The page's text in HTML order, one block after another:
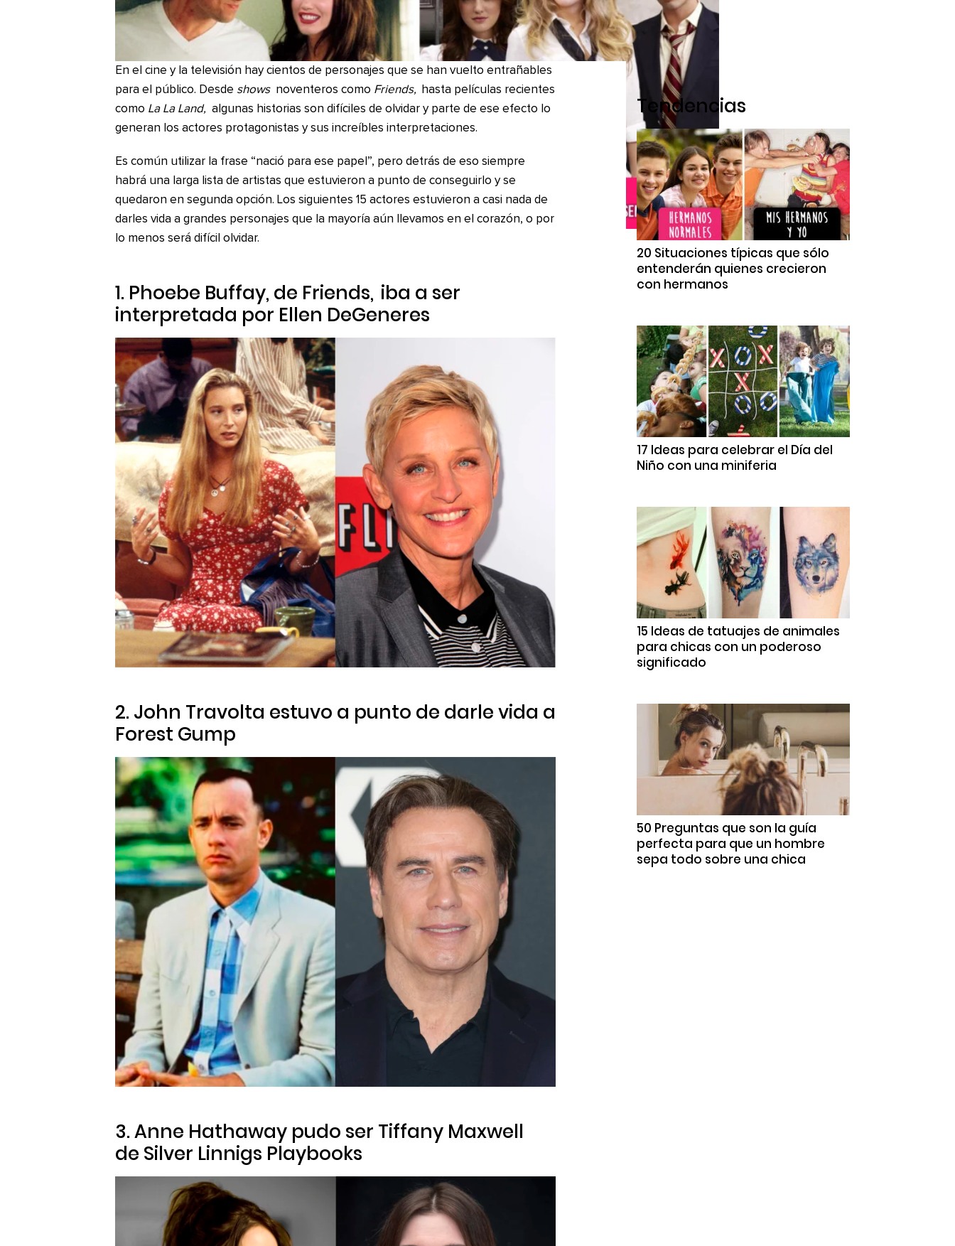
En el cine y la televisión hay cientos de personajes que se han vuelto entrañables
para el público. Desde shows noventeros como Friends,
hasta películas recientes
como La La Land, algunas historias son difíciles de olvidar y parte de ese efecto lo
generan los actores protagonistas y sus increíbles interpretaciones.
Es común utilizar la frase “nació para ese papel”, pero detrás de eso siempre
habrá una larga lista de artistas que estuvieron a punto de conseguirlo y se
quedaron en segunda opción. Los siguientes 15 actores estuvieron a casi nada de
darles vida a grandes personajes que la mayoría aún llevamos en el corazón, o por
lo menos será difícil olvidar.
1. Phoebe Buffay, de Friends, iba a ser
interpretada por Ellen DeGeneres
2. John Travolta estuvo a punto de darle vida a
Forest Gump
3. Anne Hathaway pudo ser Tiffany Maxwell
de Silver Linnigs Playbooks
Tendencias
20 Situaciones típicas que sólo
entenderán quienes crecieron
con hermanos
17 Ideas para celebrar el Día del
Niño con una miniferia
15 Ideas de tatuajes de animales
para chicas con un poderoso
significado
50 Preguntas que son la guía
perfecta para que un hombre
sepa todo sobre una chica